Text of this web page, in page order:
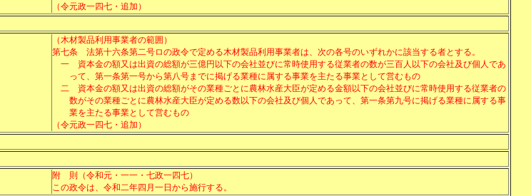
（令元政一四七・追加）
（木材製品利用事業者の範囲）
第七条
法第十六条第二号ロの政令で定める木材製品利用事業者は、次の各号のいずれかに該当する者とする。
一
資本金の額又は出資の総額が三億円以下の会社並びに常時使用する従業者の数が三百人以下の会社及び個人であ
って、第一条第一号から第八号までに掲げる業種に属する事業を主たる事業として営むもの
二
資本金の額又は出資の総額がその業種ごとに農林水産大臣が定める金額以下の会社並びに常時使用する従業者の
数がその業種ごとに農林水産大臣が定める数以下の会社及び個人であって、第一条第九号に掲げる業種に属する事
業を主たる事業として営むもの
（令元政一四七・追加）
附 則（令和元・一一・七政一四七）
この政令は、令和二年四月一日から施行する。